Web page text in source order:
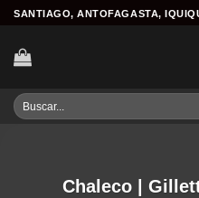
Skip
content
SANTIAGO, ANTOFAGASTA,
Buscar
por:
Chaleco |